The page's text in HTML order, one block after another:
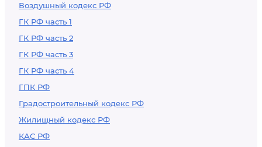
Воздушный кодекс РФ
ГК РФ часть 1
ГК РФ часть 2
ГК РФ часть 3
ГК РФ часть 4
ГПК РФ
Градостроительный кодекс РФ
Жилищный кодекс РФ
КАС РФ